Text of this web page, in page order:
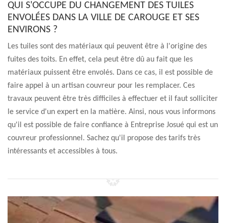
QUI S'OCCUPE DU CHANGEMENT DES TUILES
ENVOLÉES DANS LA VILLE DE CAROUGE ET SES
ENVIRONS ?
Les tuiles sont des matériaux qui peuvent être à l'origine des
fuites des toits. En effet, cela peut être dû au fait que les
matériaux puissent être envolés. Dans ce cas, il est possible de
faire appel à un artisan couvreur pour les remplacer. Ces
travaux peuvent être très difficiles à effectuer et il faut solliciter
le service d'un expert en la matière. Ainsi, nous vous informons
qu'il est possible de faire confiance à Entreprise Josué qui est un
couvreur professionnel. Sachez qu'il propose des tarifs très
intéressants et accessibles à tous.